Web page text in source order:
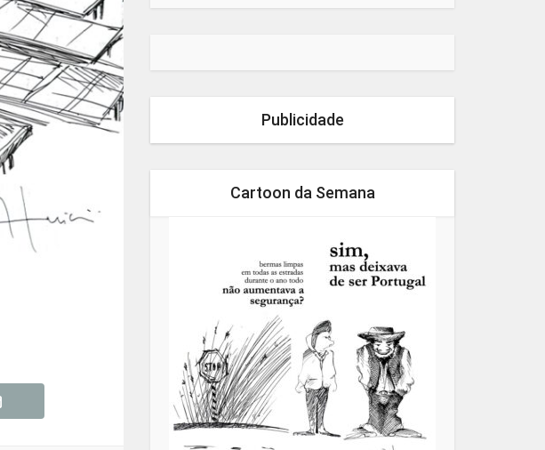
Publicidade
Cartoon da Semana